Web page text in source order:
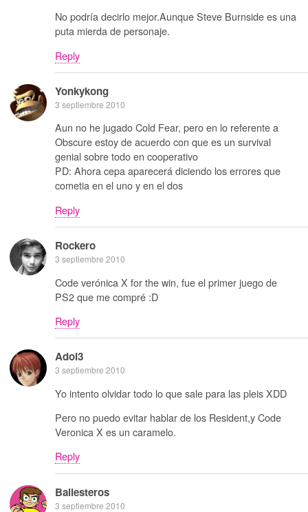
No podría decirlo mejor.Aunque Steve Burnside es una
puta mierda de personaje.
Reply
Yonkykong
3 septiembre 2010
Aun no he jugado Cold Fear, pero en lo referente a
Obscure estoy de acuerdo con que es un survival
genial sobre todo en cooperativo
PD: Ahora cepa aparecerá diciendo los errores que
cometia en el uno y en el dos
Reply
Rockero
3 septiembre 2010
Code verónica X for the win, fue el primer juego de
PS2 que me compré :D
Reply
Adol3
3 septiembre 2010
Yo intento olvidar todo lo que sale para las pleis XDD
Pero no puedo evitar hablar de los Resident,y Code
Veronica X es un caramelo.
Reply
Ballesteros
3 septiembre 2010